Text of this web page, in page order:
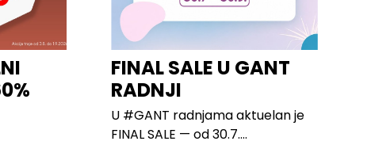
FINAL SALE U GANT
RADNJI
U #GANT radnjama aktuelan je
FINAL SALE — od 30.7....